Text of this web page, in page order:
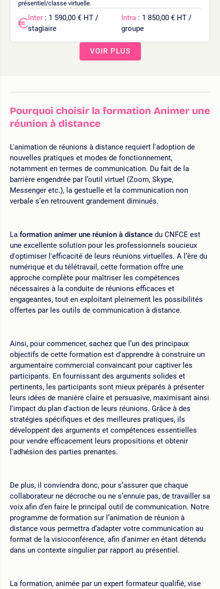
présentiel/classe virtuelle.
Inter : 1 590,00 € HT /
stagiaire
Intra : 1 850,00 € HT /
groupe
VOIR PLUS
Pourquoi choisir la formation Animer une
réunion à distance
L'animation de réunions à distance requiert l'adoption de
nouvelles pratiques et modes de fonctionnement,
notamment en termes de communication. Du fait de la
barrière engendrée par l’outil virtuel (Zoom, Skype,
Messenger etc.), la gestuelle et la communication non
verbale s’en retrouvent grandement diminués.
La formation animer une réunion à distance du CNFCE est
une excellente solution pour les professionnels soucieux
d'optimiser l'efficacité de leurs réunions virtuelles. A l’ère du
numérique et du télétravail, cette formation offre une
approche complète pour maîtriser les compétences
nécessaires à la conduite de réunions efficaces et
engageantes, tout en exploitant pleinement les possibilités
offertes par les outils de communication à distance.
Ainsi, pour commencer, sachez que l’un des principaux
objectifs de cette formation est d'apprendre à construire un
argumentaire commercial convaincant pour captiver les
participants. En fournissant des arguments solides et
pertinents, les participants sont mieux préparés à présenter
leurs idées de manière claire et persuasive, maximisant ainsi
l'impact du plan d'action de leurs réunions. Grâce à des
stratégies spécifiques et des meilleures pratiques, ils
développent des arguments et compétences essentielles
pour vendre efficacement leurs propositions et obtenir
l'adhésion des parties prenantes.
De plus, il conviendra donc, pour s’assurer que chaque
collaborateur ne décroche ou ne s’ennuie pas, de travailler sa
voix afin d’en faire le principal outil de communication. Notre
programme de formation sur l’animation de réunion à
distance vous permettra d’adapter votre communication au
format de la visioconférence, afin d’animer en étant détendu
dans un contexte singulier par rapport au présentiel.
La formation, animée par un expert formateur qualifié, vise